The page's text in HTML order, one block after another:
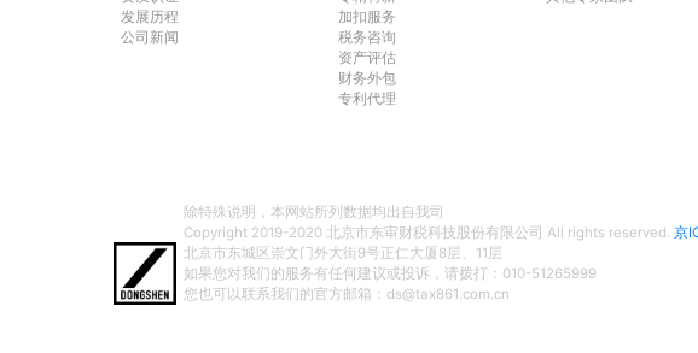
发展历程
公司新闻
加扣服务
税务咨询
资产评估
财务外包
专利代理
除特殊说明，本网站所列数据均出自我司
Copyright 2019-2020 北京市东审财税科技股份有限公司 All rights reserved. 京
北京市东城区崇文门外大街9号正仁大厦8层、11层
如果您对我们的服务有任何建议或投诉，请拨打：010-51265999
您也可以联系我们的官方邮箱：ds@tax861.com.cn